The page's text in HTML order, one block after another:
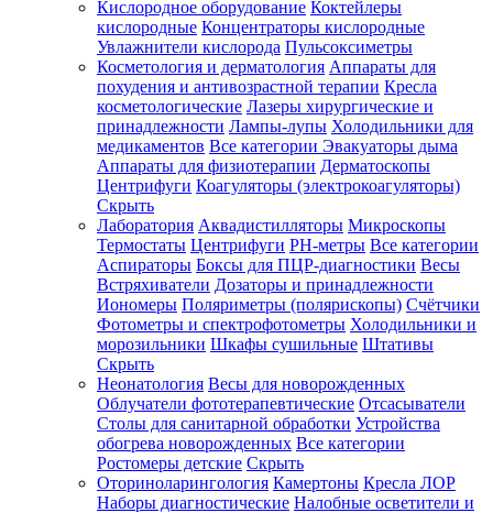
Кислородное оборудование Коктейлеры
кислородные Концентраторы кислородные
Увлажнители кислорода Пульсоксиметры
Косметология и дерматология Аппараты для
похудения и антивозрастной терапии Кресла
косметологические Лазеры хирургические и
принадлежности Лампы-лупы Холодильники для
медикаментов Все категории Эвакуаторы дыма
Аппараты для физиотерапии Дерматоскопы
Центрифуги Коагуляторы (электрокоагуляторы)
Скрыть
Лаборатория Аквадистилляторы Микроскопы
Термостаты Центрифуги PH-метры Все категории
Аспираторы Боксы для ПЦР-диагностики Весы
Встряхиватели Дозаторы и принадлежности
Иономеры Поляриметры (полярископы) Счётчики
Фотометры и спектрофотометры Холодильники и
морозильники Шкафы сушильные Штативы
Скрыть
Неонатология Весы для новорожденных
Облучатели фототерапевтические Отсасыватели
Столы для санитарной обработки Устройства
обогрева новорожденных Все категории
Ростомеры детские Скрыть
Оториноларингология Камертоны Кресла ЛОР
Наборы диагностические Налобные осветители и